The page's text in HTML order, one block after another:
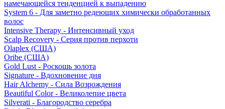
намечающейся тенденцией к выпадению
System 6 - Для заметно редеющих химически обработанных
волос
Intensive Therapy - Интенсивный уход
Scalp Recovery - Серия против перхоти
Olaplex (США)
Oribe (США)
Gold Lust - Роскошь золота
Signature - Вдохновение дня
Hair Alchemy - Сила Возрождения
Beautiful Color - Великолепие цвета
Silverati - Благородство серебра